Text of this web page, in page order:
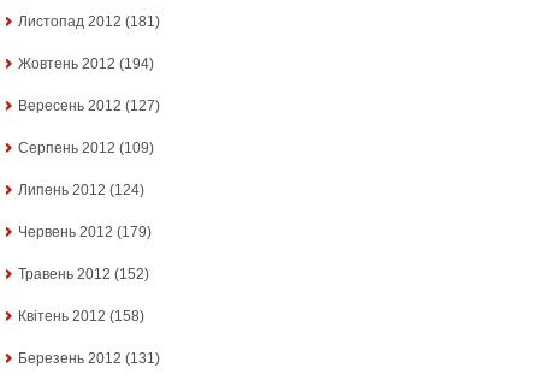
Листопад 2012 (181)
Жовтень 2012 (194)
Вересень 2012 (127)
Серпень 2012 (109)
Липень 2012 (124)
Червень 2012 (179)
Травень 2012 (152)
Квітень 2012 (158)
Березень 2012 (131)